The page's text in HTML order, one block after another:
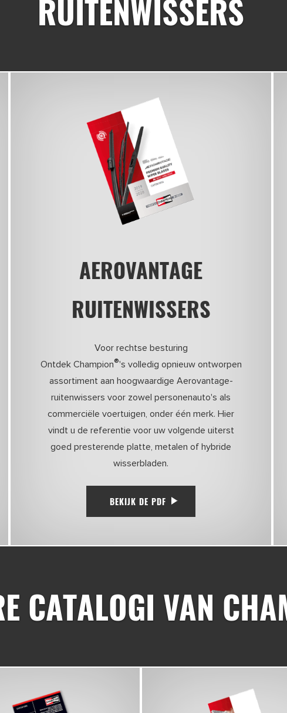
RUITENWISSERS
AEROVANTAGE
RUITENWISSERS
Voor rechtse besturing
Ontdek Champion®'s volledig opnieuw ontworpen
assortiment aan hoogwaardige Aerovantage-
ruitenwissers voor zowel personenauto's als
commerciële voertuigen, onder één merk. Hier
vindt u de referentie voor uw volgende uiterst
goed presterende platte, metalen of hybride
wisserbladen.
BEKIJK DE PDF
CATALOGI VAN